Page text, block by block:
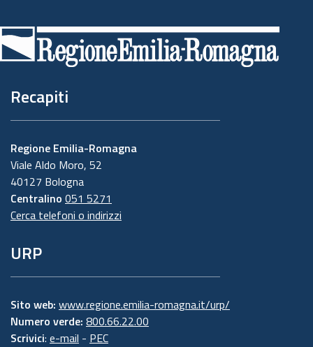
di
pagina
Recapiti
Regione Emilia-Romagna
Viale Aldo Moro, 52
40127 Bologna
Centralino 051 5271
Cerca telefoni o indirizzi
URP
Sito web: www.regione.emilia-romagna.it/urp/
Numero verde: 800.66.22.00
Scrivici: e-mail - PEC